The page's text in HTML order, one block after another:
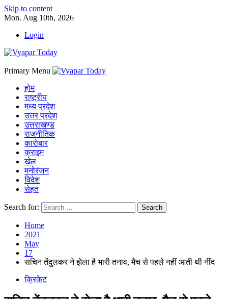
Skip to content
Mon. Aug 10th, 2026
Login
Primary Menu
होम
राष्ट्रीय
मध्य प्रदेश
उत्तर प्रदेश
उत्तराखण्ड
राजनीतिक
कारोबार
क्राइम
खेल
मनोरंजन
विदेश
सेहत
Search for:
Home
2021
May
17
सचिन तेंदुलकर ने झेला है भारी तनाव, मैच से पहले नहीं आती थी नींद
क्रिकेट